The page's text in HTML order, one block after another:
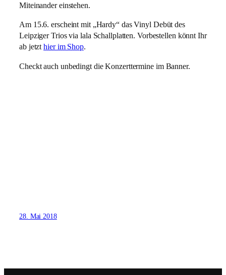
Miteinander einstehen.
Am 15.6. erscheint mit „Hardy“ das Vinyl Debüt des
Leipziger Trios via lala Schallplatten. Vorbestellen könnt Ihr
ab jetzthier im Shop.
Checkt auch unbedingt die Konzerttermine im Banner.
28. Mai 2018